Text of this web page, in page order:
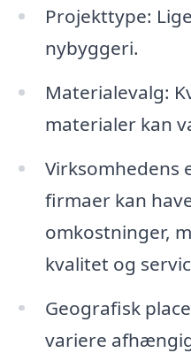
Projekttype:
nybyggeri.
Materialevalg:
materialer kan
Virksomhedens
firmaer kan
omkostninger,
kvalitet og
Geografisk
variere